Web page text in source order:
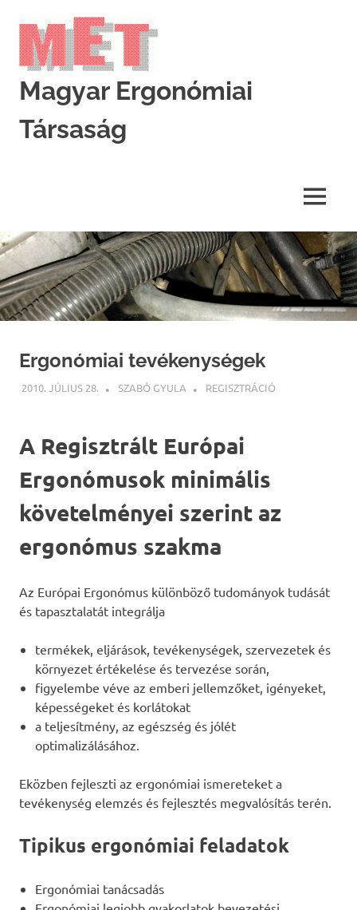
content
Magyar Ergonómiai
Társaság
MENU
Ergonómiai tevékenységek
2010. JÚLIUS 28. SZABÓ GYULA REGISZTRÁCIÓ
A Regisztrált Európai
Ergonómusok minimális
követelményei szerint az
ergonómus szakma
Az Európai Ergonómus különböző tudományok tudását
és tapasztalatát integrálja
termékek, eljárások, tevékenységek, szervezetek és
környezet értékelése és tervezése során,
figyelembe véve az emberi jellemzőket, igényeket,
képességeket és korlátokat
a teljesítmény, az egészség és jólét
optimalizálásához.
Eközben fejleszti az ergonómiai ismereteket a
tevékenység elemzés és fejlesztés megvalósítás terén.
Tipikus ergonómiai feladatok
Ergonómiai tanácsadás